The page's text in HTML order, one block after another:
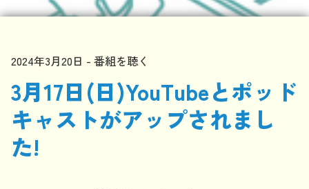
2024年3月20日 番組を聴く
3月17日(日)YouTubeとポッド
キャストがアップされまし
た!